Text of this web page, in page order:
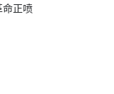
命正喷